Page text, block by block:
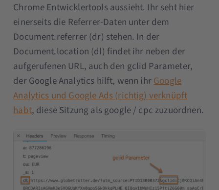
Chrome Entwicklertools aussieht. Ihr seht hier
einerseits die Referrer-Daten unter dem
Document.referrer (dr) stehen. In der
Document.location (dl) findet ihr neben der
aufgerufenen URL, auch den gclid Parameter,
der Google Analytics hilft, wenn ihrGoogle
Analytics und Google Ads (richtig) verknüpft
habt, diese Sitzung als google / cpc zuzuordnen.